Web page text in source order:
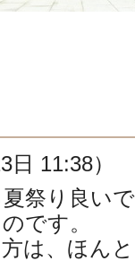
日 11:38）
祭り良い
です。
は、ほん